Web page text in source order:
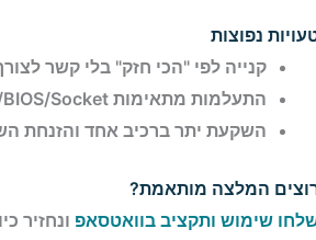
נפוצות
קנייה לפי "הכי חזק" בלי קשר
התעלמות מתאימות BIOS/Socket/מידות מארז.
השקעת יתר ברכיב אחד והזנחת
המלצה מותאמת?
שימוש ותקציב בוואטסאפ ונחזיר